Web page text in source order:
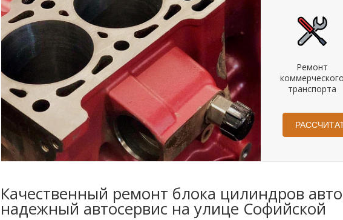
Ремонт
коммерческого
транспорта
Качественный ремонт блока цилиндров
надежный автосервис на улице Софийской